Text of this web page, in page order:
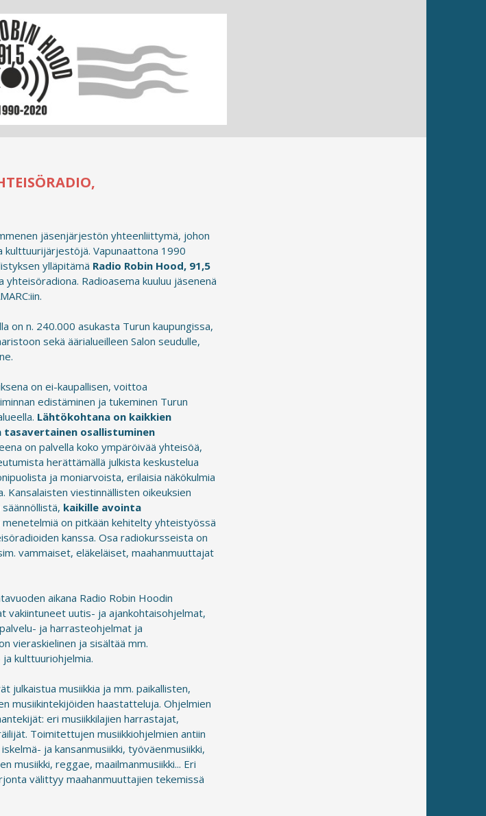
jäsenjärjestön yhteenliittymä, johon
Vapunaattona 1990
ylläpitämä Radio Robin Hood, 91,5
yhteisöradiona. Radioasema kuuluu jäsenenä
on n. 240.000 asukasta Turun kaupungissa,
sekä äärialueilleen Salon seudulle,
on ei-kaupallisen, voittoa
edistäminen ja tukeminen Turun
Lähtökohtana on kaikkien
tasavertainen osallistuminen
on palvella koko ympäröivää yhteisöä,
herättämällä julkista keskustelua
ja moniarvoista, erilaisia näkökulmia
viestinnällisten oikeuksien
kaikille avointa
menetelmiä on pitkään kehitelty yhteistyössä
kanssa. Osa radiokursseista on
vammaiset, eläkeläiset, maahanmuuttajat
aikana Radio Robin Hoodin
vakiintuneet uutis- ja ajankohtaisohjelmat,
ja harrasteohjelmat ja
vieraskielinen ja sisältää mm.
kulttuuriohjelmia.
julkaistua musiikkia ja mm. paikallisten,
musiikintekijöiden haastatteluja. Ohjelmien
eri musiikkilajien harrastajat,
Toimitettujen musiikkiohjelmien antiin
ja kansanmusiikki, työväenmusiikki,
musiikki, reggae, maailmanmusiikki... Eri
välittyy maahanmuuttajien tekemissä